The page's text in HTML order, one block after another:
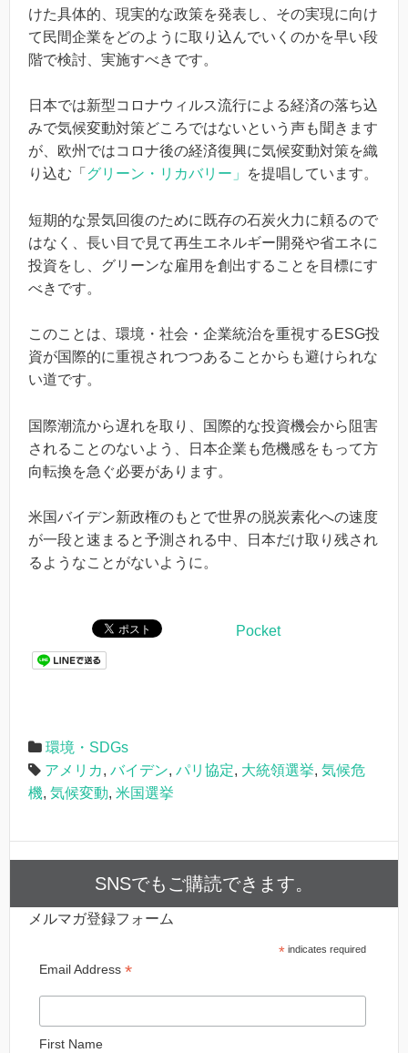
けた具体的、現実的な政策を発表し、その実現に向け
て民間企業をどのように取り込んでいくのかを早い段
階で検討、実施すべきです。
日本では新型コロナウィルス流行による経済の落ち込
みで気候変動対策どころではないという声も聞きます
が、欧州ではコロナ後の経済復興に気候変動対策を織
り込む「 グリーン・リカバリー」 を提唱しています。
短期的な景気回復のために既存の石炭火力に頼るので
はなく、長い目で見て再生エネルギー開発や省エネに
投資をし、グリーンな雇用を創出することを目標にす
べきです。
このことは、環境・社会・企業統治を重視するESG投
資が国際的に重視されつつあることからも避けられな
い道です。
国際潮流から遅れを取り、国際的な投資機会から阻害
されることのないよう、日本企業も危機感をもって方
向転換を急ぐ必要があります。
米国バイデン新政権のもとで世界の脱炭素化への速度
が一段と速まると予測される中、日本だけ取り残され
るようなことがないように。
Pocket
環境・SDGs
アメリカ, バイデン, パリ協定, 大統領選挙, 気候危
機, 気候変動, 米国選挙
SNSでもご購読できます。
メルマガ登録フォーム
* indicates required
Email Address *
First Name